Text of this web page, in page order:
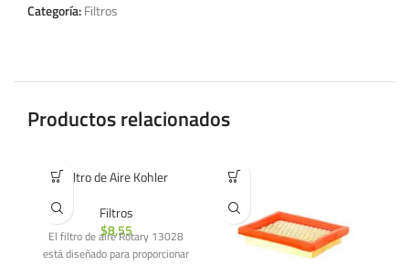
Categoría:Filtros
Productos relacionados
Filtro de Aire Kohler
Filtros
$8,55
El filtro de aire Rotary 13028
está diseñado para proporcionar